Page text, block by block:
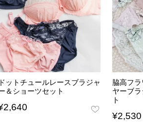
ドットチュールレースブラジャ
＆ショーツセット
2,640
脇高フ
ヤーブ
ト
¥2,530